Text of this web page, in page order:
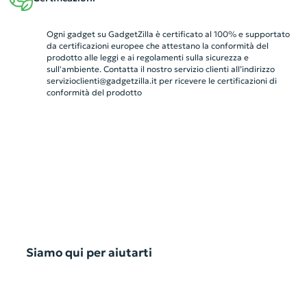
Ogni gadget su GadgetZilla è certificato al 100% e supportato
da certificazioni europee che attestano la conformità del
prodotto alle leggi e ai regolamenti sulla sicurezza e
sull'ambiente. Contatta il nostro servizio clienti all’indirizzo
servizioclienti@gadgetzilla.itper ricevere le certificazioni di
conformità del prodotto
Siamo qui per aiutarti